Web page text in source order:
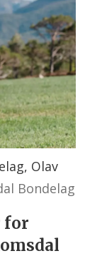
Olav
Bondelag
for